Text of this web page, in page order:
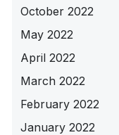
October 2022
May 2022
April 2022
March 2022
February 2022
January 2022